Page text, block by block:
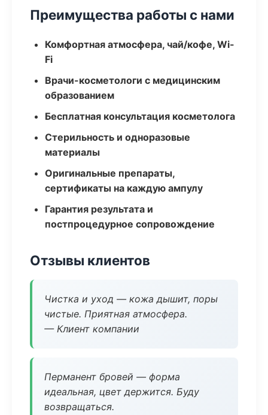
Преимущества работы с нами
Комфортная атмосфера, чай/кофе, Wi-
Fi
Врачи-косметологи с медицинским
образованием
Бесплатная консультация косметолога
Стерильность и одноразовые
материалы
Оригинальные препараты,
сертификаты на каждую ампулу
Гарантия результата и
постпроцедурное сопровождение
Отзывы клиентов
Чистка и уход — кожа дышит, поры
чистые. Приятная атмосфера.
— Клиент компании
Перманент бровей — форма
идеальная, цвет держится. Буду
возвращаться.